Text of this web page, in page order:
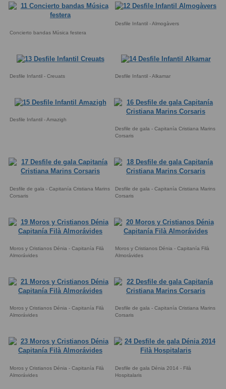
Concierto bandas Música festera
Desfile Infantil - Almogàvers
Desfile Infantil - Creuats Desfile Infantil - Alkamar
Desfile Infantil - Amazigh
Desfile de gala - Capitanía Cristiana Marins
Corsaris
Desfile de gala - Capitanía Cristiana Marins
Corsaris
Desfile de gala - Capitanía Cristiana Marins
Corsaris
Moros y Cristianos Dénia - Capitanía Filà
Almorávides
Moros y Cristianos Dénia - Capitanía Filà
Almorávides
Moros y Cristianos Dénia - Capitanía Filà
Almorávides
Desfile de gala - Capitanía Cristiana Marins
Corsaris
Moros y Cristianos Dénia - Capitanía Filà
Almorávides
Desfile de gala Dénia 2014 - Filà
Hospitalaris